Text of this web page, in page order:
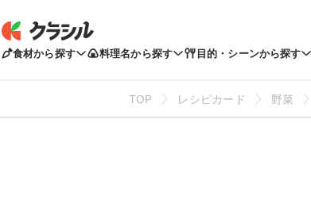
食材から探す 料理名から探す 目的・シーンから探す
TOP レシピカード 野菜